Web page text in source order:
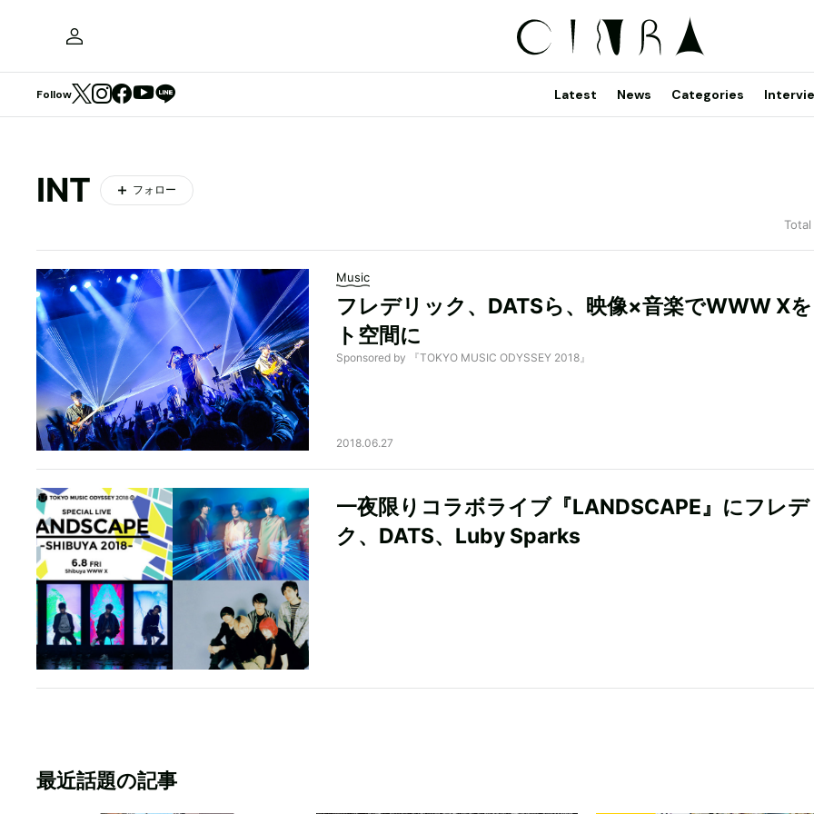
Follow Latest News Categories
INT フォロー
Music
フレデリック、DATSら、映像×音楽でWWW X
ト空間に
Sponsored by 『TOKYO MUSIC ODYSSEY 2018』
2018.06.27
一夜限りコラボライブ『LANDSCAPE』にフレデ
ク、DATS、Luby Sparks
最近話題の記事